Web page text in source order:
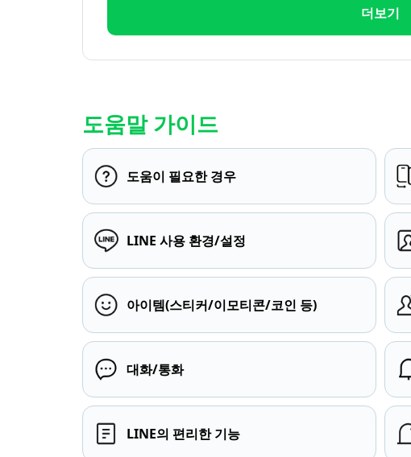
더보기
도움말 가이드
도움이 필요한 경우
LINE 사용 환경/설정
아이템(스티커/이모티콘/코인 등)
대화/통화
LINE의 편리한 기능